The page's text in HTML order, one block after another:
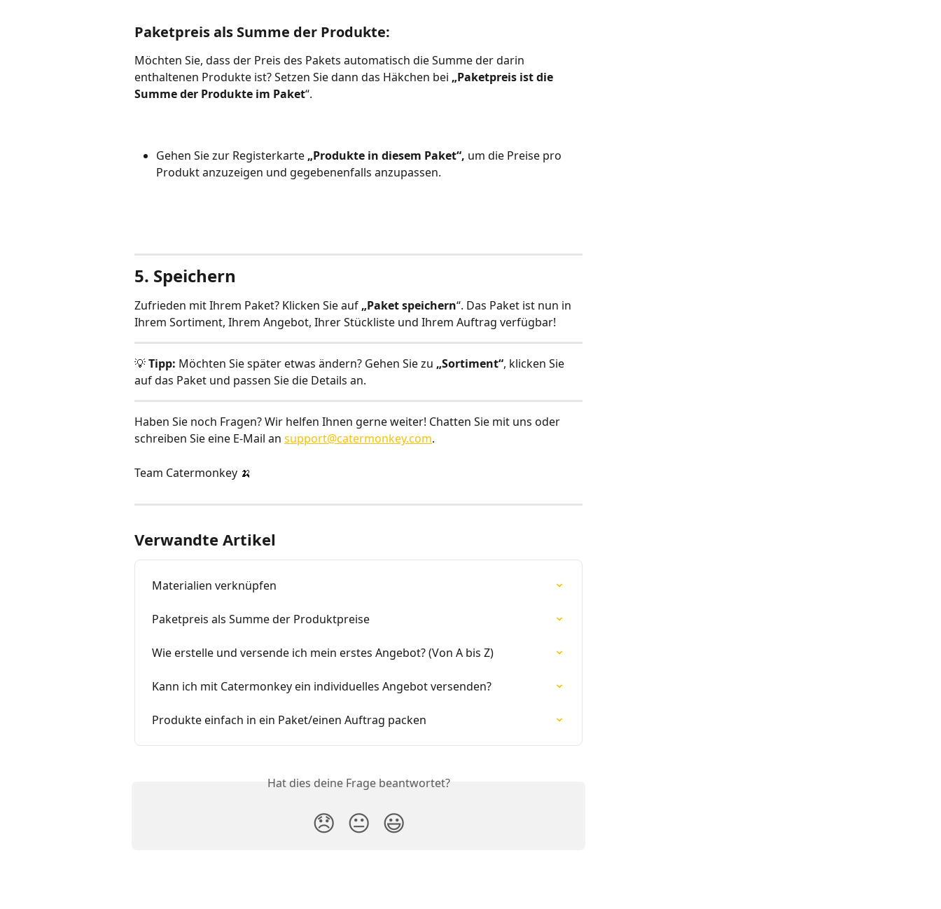
Paketpreis als Summe der Produkte:
Möchten Sie, dass der Preis des Pakets automatisch die Summe der darin
enthaltenen Produkte ist? Setzen Sie dann das Häkchen bei „Paketpreis ist die
Summe der Produkte im Paket“.
Gehen Sie zur Registerkarte „Produkte in diesem Paket“, um die Preise pro
Produkt anzuzeigen und gegebenenfalls anzupassen.
5. Speichern
Zufrieden mit Ihrem Paket? Klicken Sie auf „Paket speichern“. Das Paket ist nun in
Ihrem Sortiment, Ihrem Angebot, Ihrer Stückliste und Ihrem Auftrag verfügbar!
💡 Tipp: Möchten Sie später etwas ändern? Gehen Sie zu „Sortiment“, klicken Sie
auf das Paket und passen Sie die Details an.
Haben Sie noch Fragen? Wir helfen Ihnen gerne weiter! Chatten Sie mit uns oder
schreiben Sie eine E-Mail an support@catermonkey.com.
Team Catermonkey 🍌
Verwandte Artikel
Materialien verknüpfen
Paketpreis als Summe der Produktpreise
Wie erstelle und versende ich mein erstes Angebot? (Von A bis Z)
Kann ich mit Catermonkey ein individuelles Angebot versenden?
Produkte einfach in ein Paket/einen Auftrag packen
Hat dies deine Frage beantwortet?
😞 😐 😃